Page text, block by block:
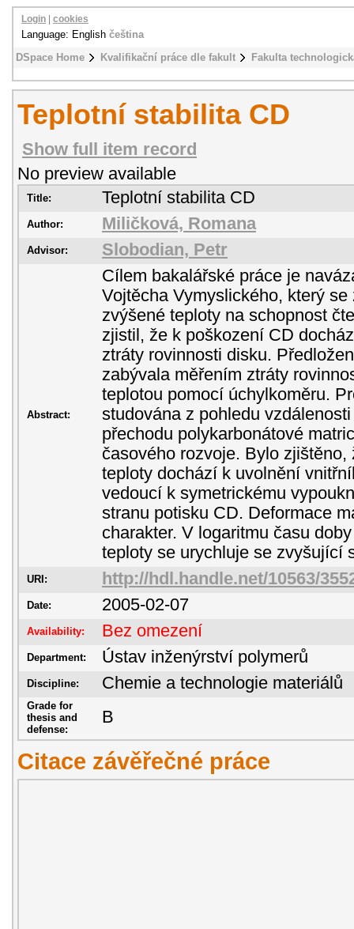
DSpace Home Kvalifikační práce dle fakult Fakulta
Login cookies
Language: English čeština
Teplotní stabilita CD
Show full item record
No preview available
Title: Teplotní stabilita CD
Author: Miličková, Romana
Advisor: Slobodian, Petr
Abstract:
Cílem bakalářské práce je
Vojtěcha Vymyslického, který
zvýšené teploty na schopnost
zjistil, že k poškození CD
ztráty rovinnosti disku.
zabývala měřením ztráty
teplotou pomocí úchylkoměru.
studována z pohledu
přechodu polykarbonátové
časového rozvoje. Bylo zjištěno,
teploty dochází k uvolnění
vedoucí k symetrickému
stranu potisku CD. Deformace
charakter. V logaritmu času
teploty se urychluje se zvyšující
URI: http://hdl.handle.net/10563/
Date: 2005-02-07
Availability: Bez omezení
Department: Ústav inženýrství polymerů
Discipline: Chemie a technologie materiálů
Grade for
thesis and
defense:
B
Citace závěřečné práce